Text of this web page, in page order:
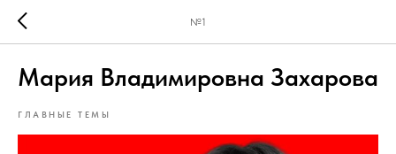
№1
Мария Владимировна Захарова
ГЛАВНЫЕ ТЕМЫ